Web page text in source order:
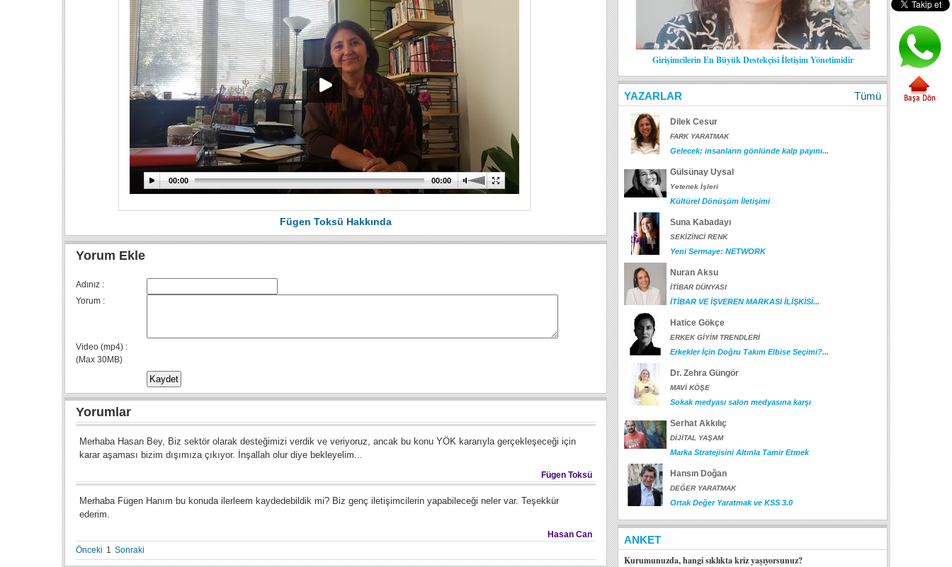
00:00 00:00
Fügen Toksü Hakkında
Yorum Ekle
Adınız :
Yorum :
Video (mp4) :
(Max 30MB)
Yorumlar
Merhaba Hasan Bey, Biz sektör olarak desteğimizi verdik ve veriyoruz, ancak bu konu YÖK kararıyla gerçekleşeceği için
karar aşaması bizim dışımıza çıkıyor. İnşallah olur diye bekleyelim...
Fügen Toksü
Merhaba Fügen Hanım bu konuda ilerleem kaydedebildik mi? Biz genç iletişimcilerin yapabileceği neler var. Teşekkür
ederim.
Hasan Can
Önceki 1 Sonraki
Girişimcilerin En Büyük Destekçisi İletişim Yönetimidir
YAZARLAR Tümü
Dilek Cesur
FARK YARATMAK
Gelecek; insanların gönlünde kalp payını...
Gülsünay Uysal
Yetenek İşleri
Kültürel Dönüşüm İletişimi
Suna Kabadayı
SEKİZİNCİ RENK
Yeni Sermaye: NETWORK
Nuran Aksu
İTİBAR DÜNYASI
İTİBAR VE İŞVEREN MARKASI İLİŞKİSİ...
Hatice Gökçe
ERKEK GİYİM TRENDLERİ
Erkekler İçin Doğru Takım Elbise Seçimi?...
Dr. Zehra Güngör
MAVİ KÖŞE
Sokak medyası salon medyasına karşı
Serhat Akkılıç
DİJİTAL YAŞAM
Marka Stratejisini Altınla Tamir Etmek
Hansın Doğan
DEĞER YARATMAK
Ortak Değer Yaratmak ve KSS 3.0
ANKET
Kurumunuzda, hangi sıklıkta kriz yaşıyorsunuz?